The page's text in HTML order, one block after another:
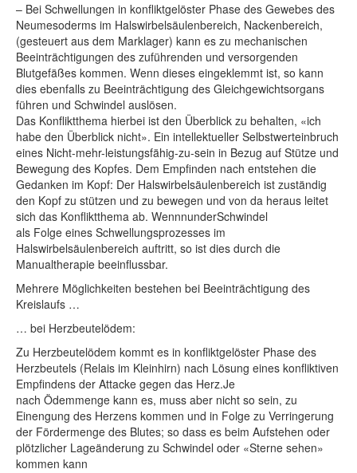
– Bei Schwellungen in konfliktgelöster Phase des Gewebes des
Neumesoderms im Halswirbelsäulenbereich, Nackenbereich,
(gesteuert aus dem Marklager) kann es zu mechanischen
Beeinträchtigungen des zuführenden und versorgenden
Blutgefäßes kommen. Wenn dieses eingeklemmt ist, so kann
dies ebenfalls zu Beeinträchtigung des Gleichgewichtsorgans
führen und Schwindel auslösen.
Das Konfliktthema hierbei ist den Überblick zu behalten, «ich
habe den Überblick nicht». Ein intellektueller Selbstwerteinbruch
eines Nicht-mehr-leistungsfähig-zu-sein in Bezug auf Stütze und
Bewegung des Kopfes. Dem Empfinden nach entstehen die
Gedanken im Kopf: Der Halswirbelsäulenbereich ist zuständig
den Kopf zu stützen und zu bewegen und von da heraus leitet
sich das Konfliktthema ab. WennnunderSchwindel
als Folge eines Schwellungsprozesses im
Halswirbelsäulenbereich auftritt, so ist dies durch die
Manualtherapie beeinflussbar.
Mehrere Möglichkeiten bestehen bei Beeinträchtigung des
Kreislaufs …
… bei Herzbeutelödem:
Zu Herzbeutelödem kommt es in konfliktgelöster Phase des
Herzbeutels (Relais im Kleinhirn) nach Lösung eines konfliktiven
Empfindens der Attacke gegen das Herz.Je
nach Ödemmenge kann es, muss aber nicht so sein, zu
Einengung des Herzens kommen und in Folge zu Verringerung
der Fördermenge des Blutes; so dass es beim Aufstehen oder
plötzlicher Lageänderung zu Schwindel oder «Sterne sehen»
kommen kann